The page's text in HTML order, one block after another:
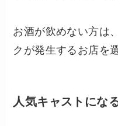
お酒が飲めない方は
クが発生するお店を
人気キャストにな